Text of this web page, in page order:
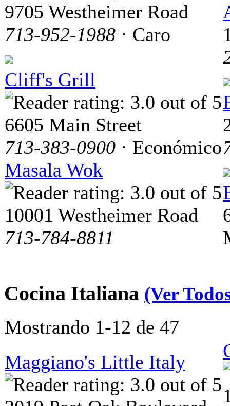
9705 Westheimer Road
713-952-1988 · Caro
Cliff's Grill
6605 Main Street
713-383-0900 · Económico
Masala Wok
10001 Westheimer Road
713-784-8811
Cocina Italiana (Ver
Mostrando 1-12 de 47
Maggiano's Little Italy